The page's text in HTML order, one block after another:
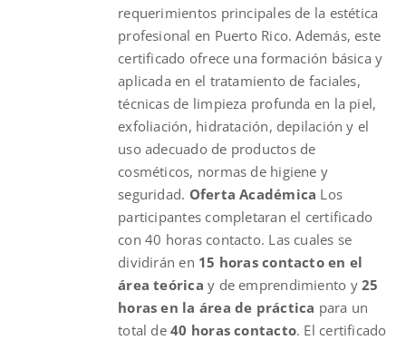
requerimientos principales de la estética
profesional en Puerto Rico. Además, este
certificado ofrece una formación básica y
aplicada en el tratamiento de faciales,
técnicas de limpieza profunda en la piel,
exfoliación, hidratación, depilación y el
uso adecuado de productos de
cosméticos, normas de higiene y
seguridad. Oferta Académica Los
participantes completaran el certificado
con 40 horas contacto. Las cuales se
dividirán en 15 horas contacto en el
área teórica y de emprendimiento y25
horas en la área de práctica para un
total de40 horas contacto. El certificado